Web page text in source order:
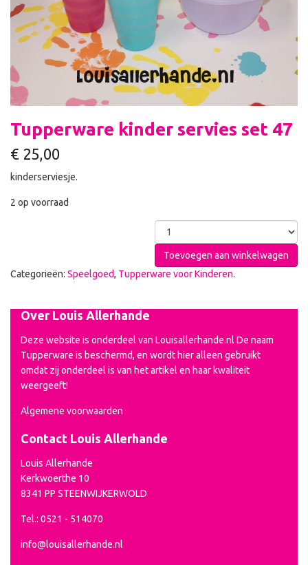
Tupperware kinder servies set 47
€ 25,00
kinderserviesje.
2 op voorraad
Toevoegen aan winkelwagen
Categorieën: Speelgoed, Tupperware voor Kinderen.
Over Louis Allerhande
Deze website is onderdeel van Louisallerhande.nl De naam
Tupperware is beschermd, en wordt hier alleen gebruikt
omdat zij onderdeel is van het artikel en haar kwaliteit
weergeeft!
Algemene voorwaarden
Contact Louis Allerhande
Louis Allerhande
Kerkwoerthe 10
8341 PP STEENWIJKERWOLD
Tel.: 0521 - 514070
info@louisallerhande.nl